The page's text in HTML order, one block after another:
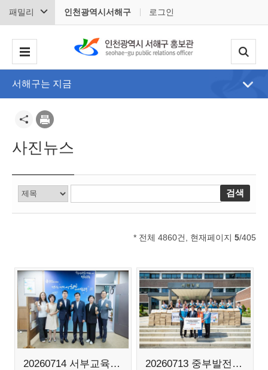
패밀리 인천광역시서해구 로그인
서해구는 지금
사진뉴스
* 전체 4860건, 현재페이지 5/405
20260714 서부교육지원청 방문 20260713 중부발전 사회봉사협의회 물품 전달식